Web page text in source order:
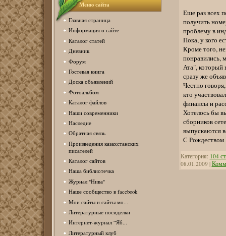
Меню сайта
Главная страница
Информация о сайте
Каталог статей
Дневник
Форум
Гостевая книга
Доска объявлений
Фотоальбом
Каталог файлов
Наши современники
Наследие
Обратная связь
Произведения казахстанских
писателей
Каталог сайтов
Наша библиотечка
Журнал "Нива"
Наше сообщество в facebook
Мои сайты и сайты мо...
Литературные посиделки
Интернет-журнал “Яб...
Литературный клуб
Еше раз всех
получить
проблему в
Пока, у кого
Кроме того,
понравились,
Ата", который
сразу же
Честно
кто
финансы и
Хотелось бы
сборников
выпускаются
С
Категория: 104
08.01.2009|